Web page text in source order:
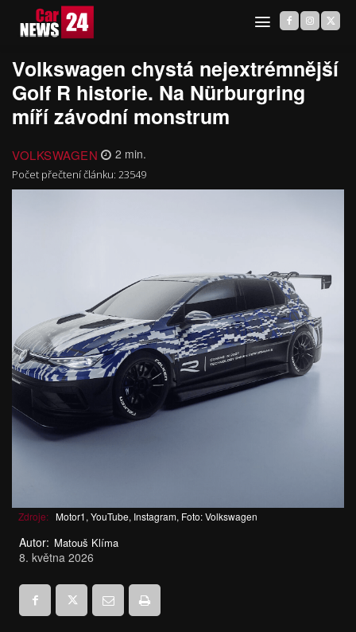
Volkswagen chystá nejextrémnější
Golf R historie. Na Nürburgring
míří závodní monstrum
VOLKSWAGEN 2 min.
Počet přečtení článku: 23549
Zdroje: Motor1, YouTube, Instagram, Foto: Volkswagen
Autor: Matouš Klíma
8. května 2026